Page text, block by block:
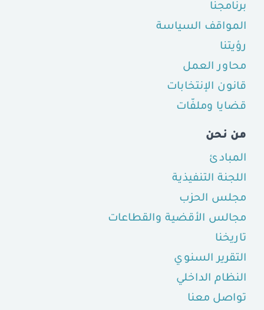
برنامجنا
المواقف السياسة
رؤيتنا
محاور العمل
قانون الإنتخابات
قضايا وملفّات
من نحن
المبادئ
اللجنة التنفيذية
مجلس الحزب
مجالس الأقضية والقطاعات
تاريخنا
التقرير السنوي
النظام الداخلي
تواصل معنا